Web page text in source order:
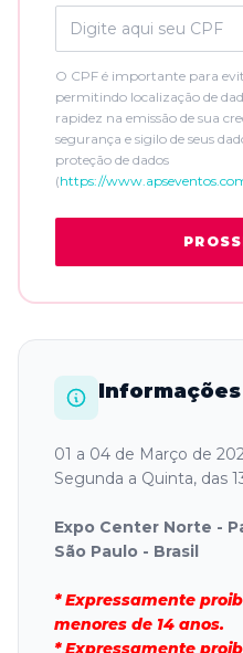
01 a 04 de Março de
Segunda a Quinta, das
Expo Center Norte -
São Paulo - Brasil
* Expressamente
menores de 14 anos.
* Expressamente
O CPF é importante para
permitindo localização de
rapidez na emissão de sua
segurança e sigilo de seus
proteção de dados
(https://